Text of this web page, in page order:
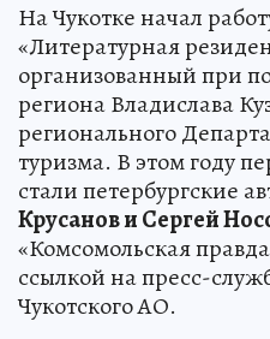
На Чукотке начал
«Литературная
организованный при
региона Владислава
регионального
туризма. В этом году
стали петербургские
Крусанов и Сергей
«Комсомольская
ссылкой на пресс-
Чукотского АО.